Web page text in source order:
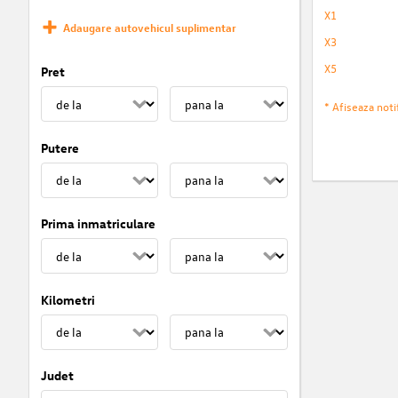
Adaugare autovehicul suplimentar
Pret
Putere
Prima inmatriculare
Kilometri
Judet
X1
X3
X5
* Afiseaza